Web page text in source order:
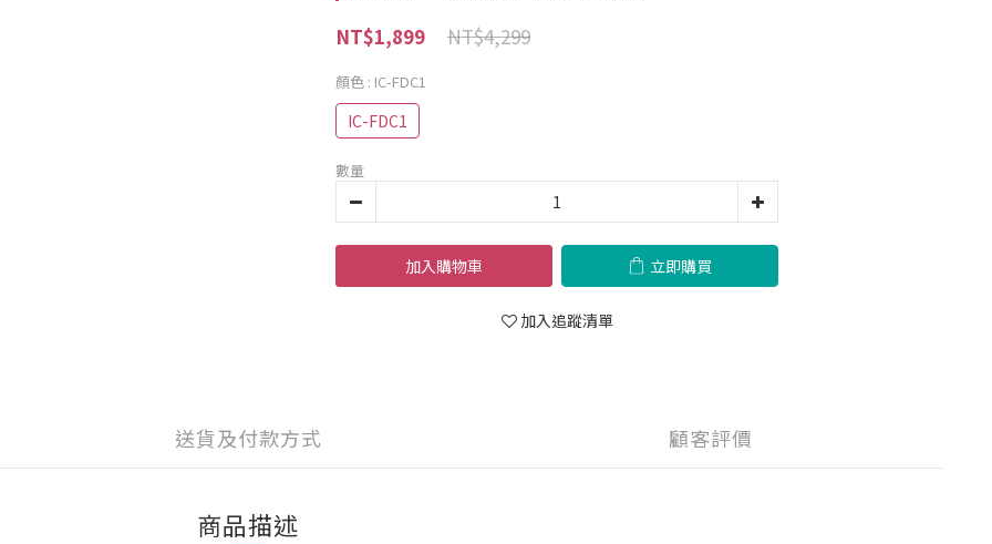
NT$4,299
NT$1,899
顏色 : IC-FDC1
IC-FDC1
數量
加入購物車 立即購買
加入追蹤清單
送貨及付款方式 顧客評價
商品描述